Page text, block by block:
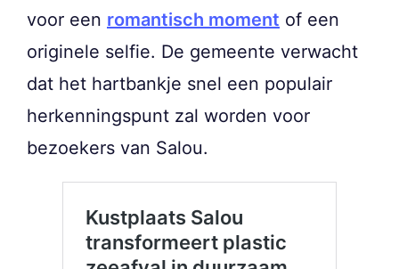
voor een romantisch moment of een
originele selfie. De gemeente verwacht
dat het hartbankje snel een populair
herkenningspunt zal worden voor
bezoekers van Salou.